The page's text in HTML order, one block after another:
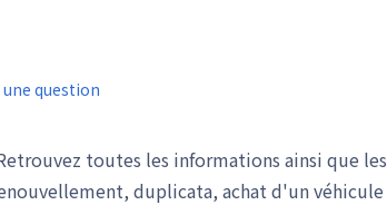
une question
toutes les informations ainsi que les
duplicata, achat d'un véhicule